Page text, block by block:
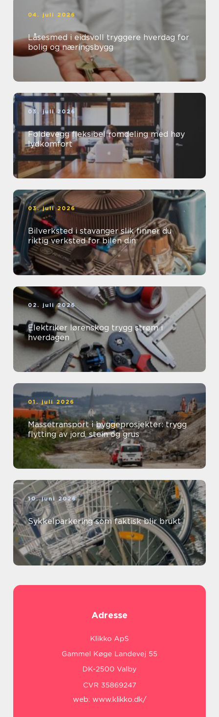
04. juli 2026
Låsesmed i eidsvoll tryggere hverdag for
bolig og næringsbygg
03. juli 2026
Foldevegg fleksibel romdeling med høy
lydkomfort
03. juli 2026
Bilverksted i stavanger slik finner du
riktig verksted for bilen din
02. juli 2026
Elektriker lørenskog trygg strøm i
hverdagen
01. juli 2026
Massetransport i byggeprosjekter: trygg
flytting av jord, stein og grus
10. juni 2026
Sykkelparkering som faktisk blir brukt
Adresse
web: www.klikko.dk/